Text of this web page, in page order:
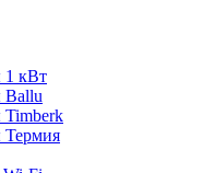
1 кВт
Ballu
Timberk
Термия